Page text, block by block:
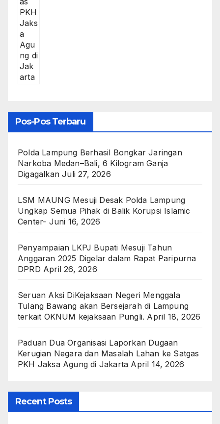
Pos-Pos Terbaru
Polda Lampung Berhasil Bongkar Jaringan
Narkoba Medan–Bali, 6 Kilogram Ganja
Digagalkan Juli 27, 2026
LSM MAUNG Mesuji Desak Polda Lampung
Ungkap Semua Pihak di Balik Korupsi Islamic
Center- Juni 16, 2026
Penyampaian LKPJ Bupati Mesuji Tahun
Anggaran 2025 Digelar dalam Rapat Paripurna
DPRD April 26, 2026
Seruan Aksi DiKejaksaan Negeri Menggala
Tulang Bawang akan Bersejarah di Lampung
terkait OKNUM kejaksaan Pungli. April 18, 2026
Paduan Dua Organisasi Laporkan Dugaan
Kerugian Negara dan Masalah Lahan ke Satgas
PKH Jaksa Agung di Jakarta April 14, 2026
Recent Posts